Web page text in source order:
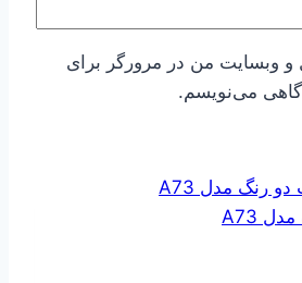
و وبسایت من در مرورگر برای
می‌نویسم.